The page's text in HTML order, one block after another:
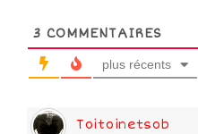
3 COMMENTAIRES
plus récents
Toitoinetsob